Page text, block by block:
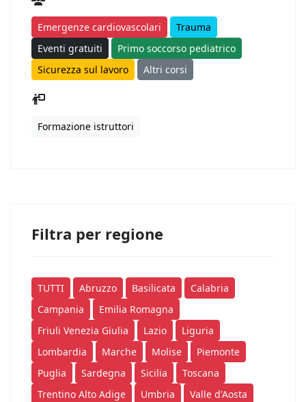
Emergenze cardiovascolari
Trauma
Eventi gratuiti
Primo soccorso pediatrico
Sicurezza sul lavoro
Altri corsi
Formazione istruttori
Filtra per regione
TUTTI Abruzzo Basilicata
Calabria
Campania
Emilia Romagna
Friuli Venezia Giulia
Lazio
Liguria
Lombardia
Marche Molise
Piemonte
Puglia
Sardegna Sicilia
Toscana
Trentino Alto Adige
Umbria
Valle d'Aosta